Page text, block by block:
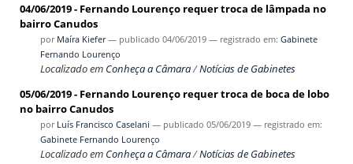
04/06/2019 - Fernando Lourenço requer troca de lâmpada no
bairro Canudos
por Maíra Kiefer — publicado 04/06/2019 — registrado em: Gabinete
Fernando Lourenço
Localizado em Conheça a Câmara/Notícias de Gabinetes
05/06/2019 - Fernando Lourenço requer troca de boca de lobo
no bairro Canudos
por Luís Francisco Caselani — publicado 05/06/2019 — registrado em:
Gabinete Fernando Lourenço
Localizado em Conheça a Câmara/Notícias de Gabinetes